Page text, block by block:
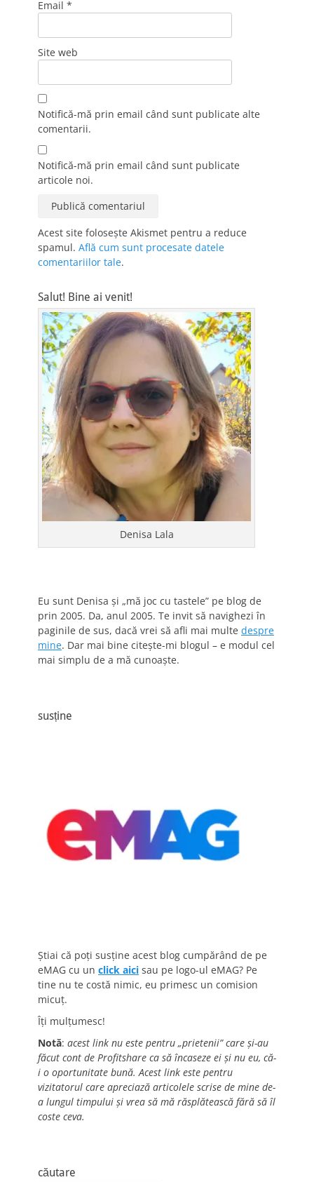
Email *
Site web
Notifică-mă prin email când sunt publicate alte
comentarii.
Notifică-mă prin email când sunt publicate
articole noi.
Acest site folosește Akismet pentru a reduce
spamul. Află cum sunt procesate datele
comentariilor tale.
Salut! Bine ai venit!
Denisa Lala
Eu sunt Denisa și „mă joc cu tastele” pe blog de
prin 2005. Da, anul 2005. Te invit să navighezi în
paginile de sus, dacă vrei să afli mai multe despre
mine. Dar mai bine citește-mi blogul – e modul cel
mai simplu de a mă cunoaște.
susține
Știai că poți susține acest blog cumpărând de pe
eMAG cu un click aici sau pe logo-ul eMAG? Pe
tine nu te costă nimic, eu primesc un comision
micuț.
Îți mulțumesc!
Notă: acest link nu este pentru „prietenii” care și-au
făcut cont de Profitshare ca să încaseze ei și nu eu, că-
i o oportunitate bună. Acest link este pentru
vizitatorul care apreciază articolele scrise de mine de-
a lungul timpului și vrea să mă răsplătească fără să îl
coste ceva.
căutare